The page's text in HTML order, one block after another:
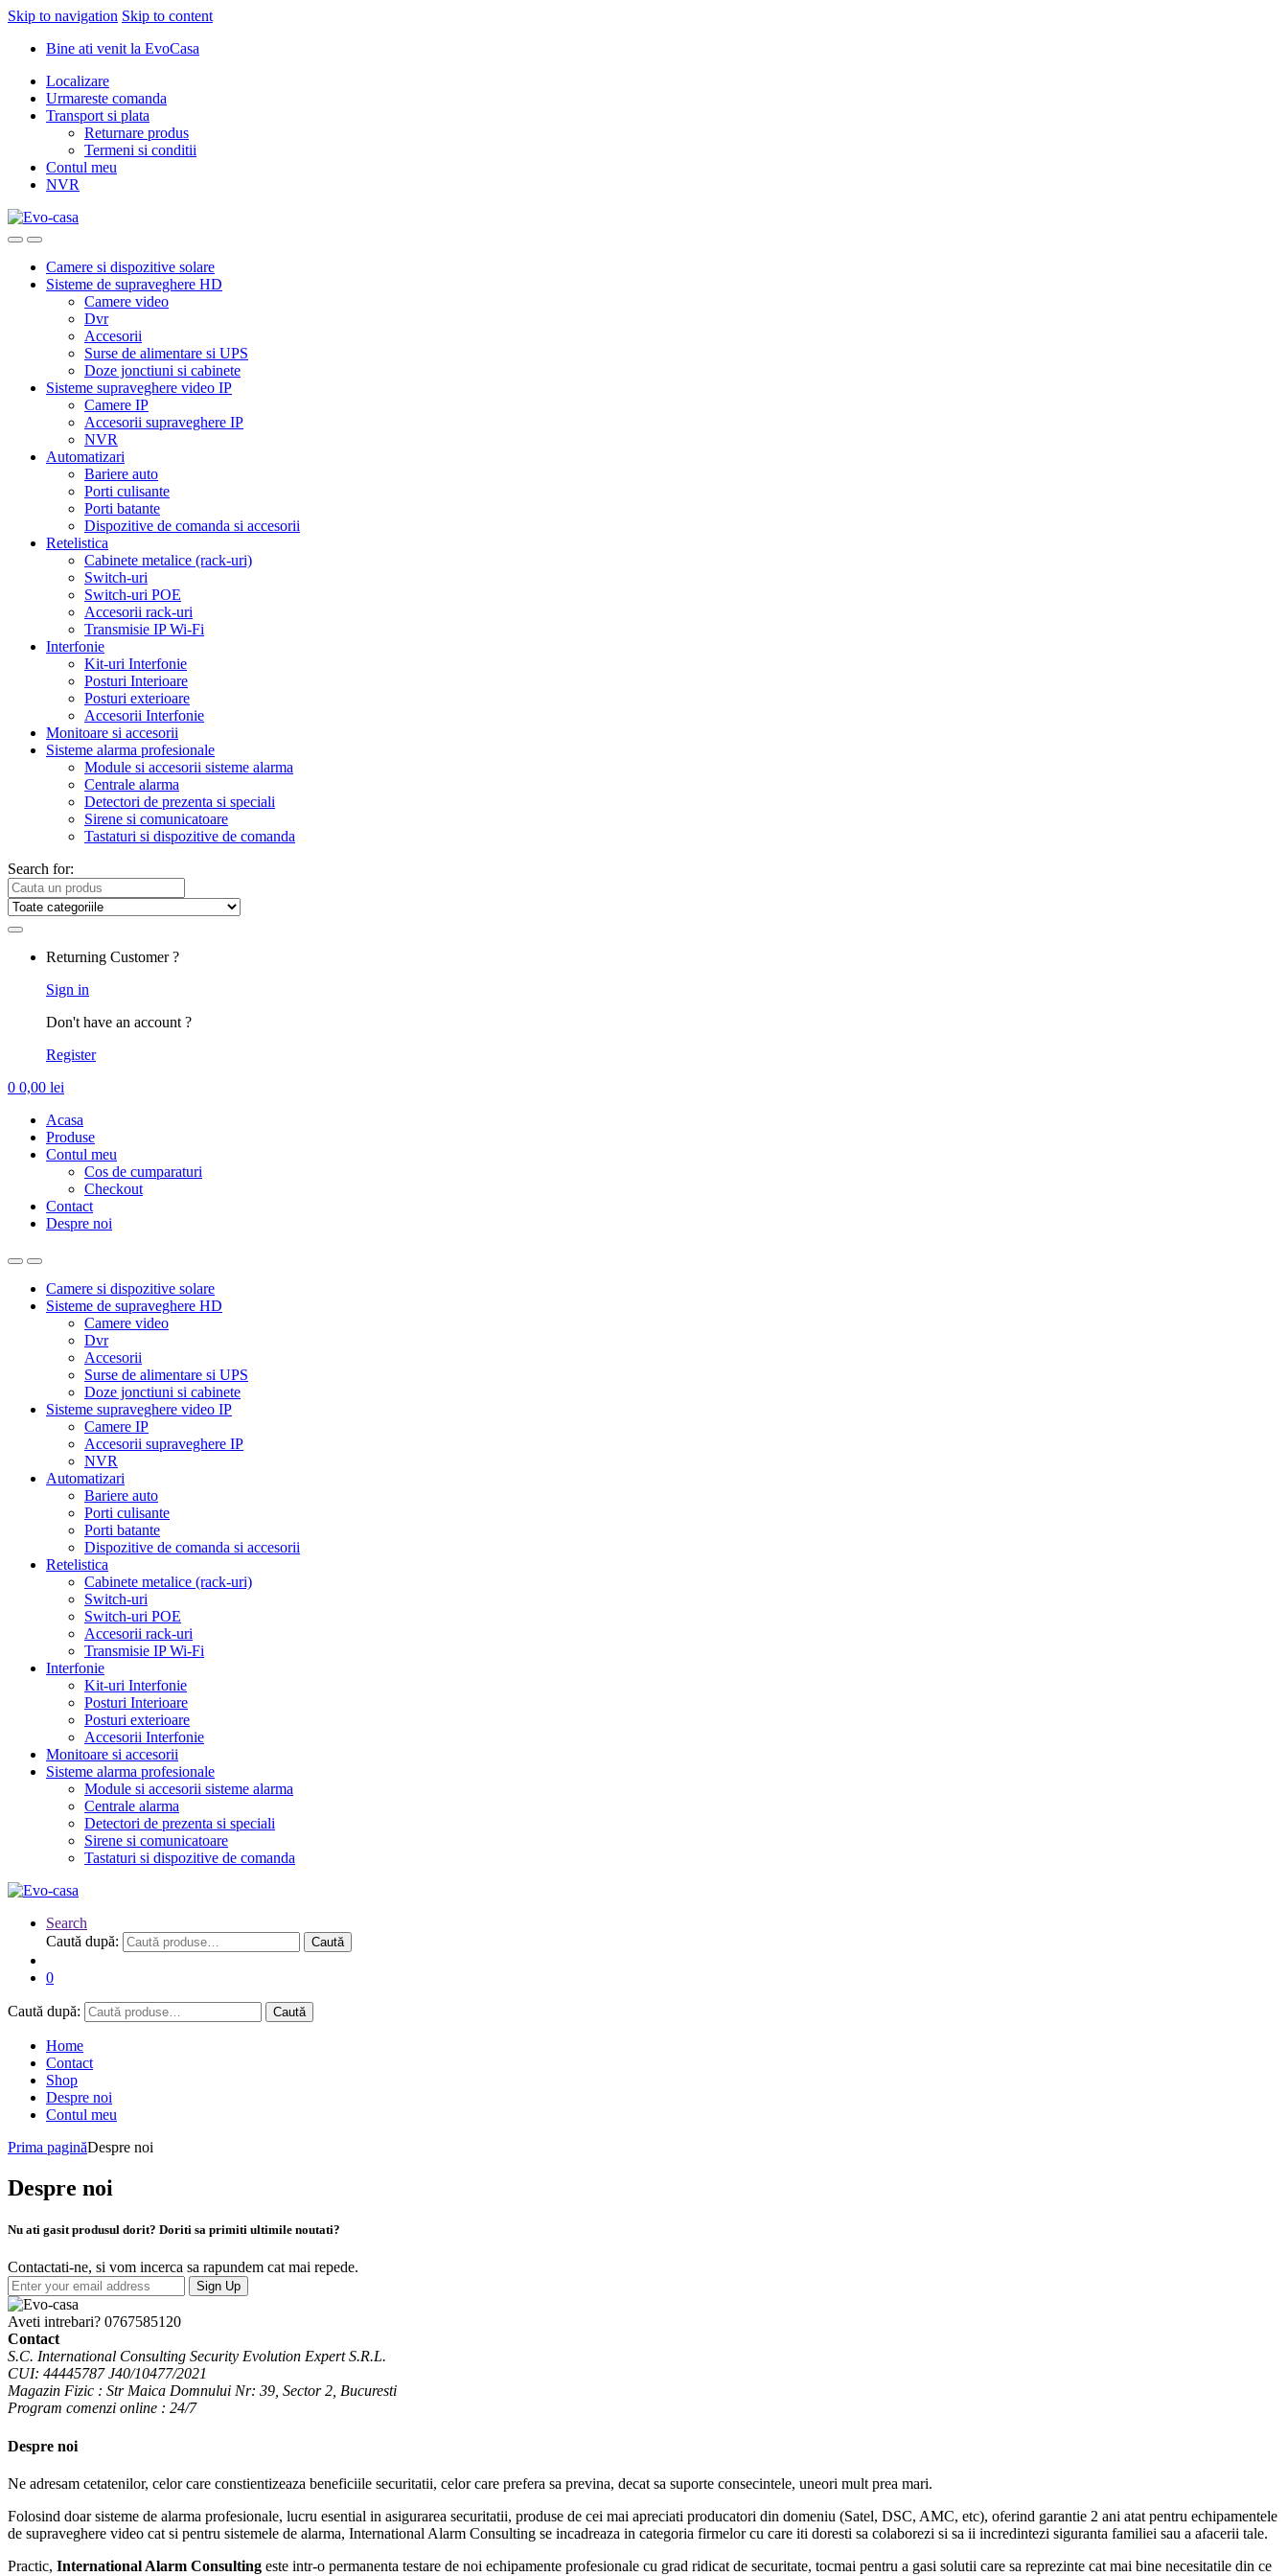
Skip to navigation Skip to content
Bine ati venit la EvoCasa
Localizare
Urmareste comanda
Transport si plata
Returnare produs
Termeni si conditii
Contul meu
NVR
Camere si dispozitive solare
Sisteme de supraveghere HD
Camere video
Dvr
Accesorii
Surse de alimentare si UPS
Doze jonctiuni si cabinete
Sisteme supraveghere video IP
Camere IP
Accesorii supraveghere IP
NVR
Automatizari
Bariere auto
Porti culisante
Porti batante
Dispozitive de comanda si accesorii
Retelistica
Cabinete metalice (rack-uri)
Switch-uri
Switch-uri POE
Accesorii rack-uri
Transmisie IP Wi-Fi
Interfonie
Kit-uri Interfonie
Posturi Interioare
Posturi exterioare
Accesorii Interfonie
Monitoare si accesorii
Sisteme alarma profesionale
Module si accesorii sisteme alarma
Centrale alarma
Detectori de prezenta si speciali
Sirene si comunicatoare
Tastaturi si dispozitive de comanda
Search for:
Returning Customer ?
Sign in
Don't have an account ?
Register
0 0,00 lei
Acasa
Produse
Contul meu
Cos de cumparaturi
Checkout
Contact
Despre noi
Camere si dispozitive solare
Sisteme de supraveghere HD
Camere video
Dvr
Accesorii
Surse de alimentare si UPS
Doze jonctiuni si cabinete
Sisteme supraveghere video IP
Camere IP
Accesorii supraveghere IP
NVR
Automatizari
Bariere auto
Porti culisante
Porti batante
Dispozitive de comanda si accesorii
Retelistica
Cabinete metalice (rack-uri)
Switch-uri
Switch-uri POE
Accesorii rack-uri
Transmisie IP Wi-Fi
Interfonie
Kit-uri Interfonie
Posturi Interioare
Posturi exterioare
Accesorii Interfonie
Monitoare si accesorii
Sisteme alarma profesionale
Module si accesorii sisteme alarma
Centrale alarma
Detectori de prezenta si speciali
Sirene si comunicatoare
Tastaturi si dispozitive de comanda
Search
Caută după:
Caută
0
Caută după: Caută
Home
Contact
Shop
Despre noi
Contul meu
Prima paginăDespre noi
Despre noi
Nu ati gasit produsul dorit? Doriti sa primiti ultimile noutati?
Contactati-ne, si vom incerca sa rapundem cat mai repede.
Sign Up
Aveti intrebari? 0767585120
Contact
S.C. International Consulting Security Evolution Expert S.R.L.
CUI: 44445787 J40/10477/2021
Magazin Fizic : Str Maica Domnului Nr: 39, Sector 2, Bucuresti
Program comenzi online : 24/7
Despre noi
Ne adresam cetatenilor, celor care constientizeaza beneficiile securitatii, celor care prefera sa previna, decat sa suporte consecintele, uneori mult prea mari.
Folosind doar sisteme de alarma profesionale, lucru esential in asigurarea securitatii, produse de cei mai apreciati producatori din domeniu (Satel, DSC, AMC, etc), oferind garantie 2 ani atat pentru echipamentele
de supraveghere video cat si pentru sistemele de alarma, International Alarm Consulting se incadreaza in categoria firmelor cu care iti doresti sa colaborezi si sa ii incredintezi siguranta familiei sau a afacerii tale.
Practic, International Alarm Consulting este intr-o permanenta testare de noi echipamente profesionale cu grad ridicat de securitate, tocmai pentru a gasi solutii care sa reprezinte cat mai bine necesitatile din ce